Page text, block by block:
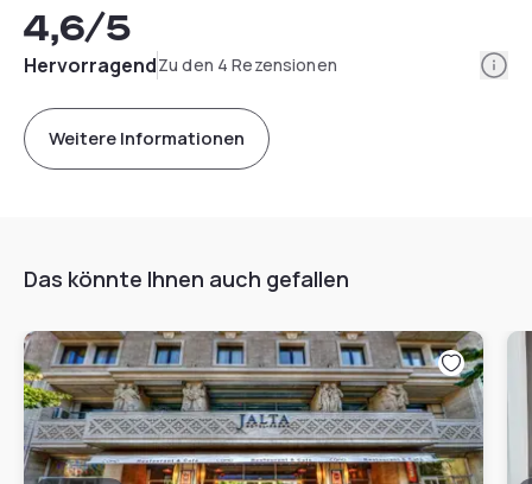
4,6/5
HervorragendZu den 4 Rezensionen
Weitere Informationen
Das könnte Ihnen auch gefallen